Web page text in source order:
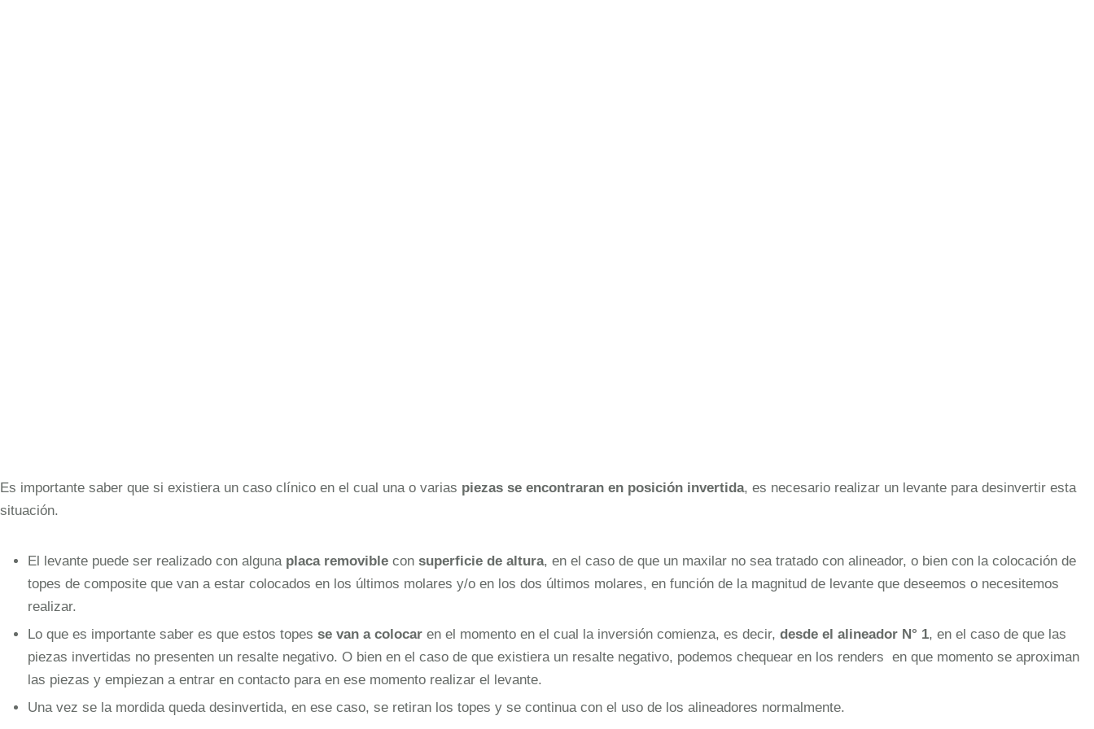
Es importante saber que si existiera un caso clínico en el cual una o varias piezas se encontraran en posición invertida, es necesario realizar un levante para desinvertir esta
situación.
El levante puede ser realizado con alguna placa removible con superficie de altura, en el caso de que un maxilar no sea tratado con alineador, o bien con la colocación de
topes de composite que van a estar colocados en los últimos molares y/o en los dos últimos molares, en función de la magnitud de levante que deseemos o necesitemos
realizar.
Lo que es importante saber es que estos topes se van a colocar en el momento en el cual la inversión comienza, es decir, desde el alineador N° 1, en el caso de que las
piezas invertidas no presenten un resalte negativo. O bien en el caso de que existiera un resalte negativo, podemos chequear en los renders en que momento se aproximan
las piezas y empiezan a entrar en contacto para en ese momento realizar el levante.
Una vez se la mordida queda desinvertida, en ese caso, se retiran los topes y se continua con el uso de los alineadores normalmente.